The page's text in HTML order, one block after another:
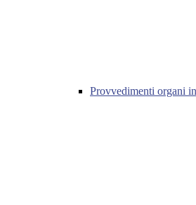
Provvedimenti organi